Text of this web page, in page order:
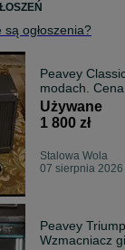
ogłoszenia?
Peavey
modach.
Używane
1 800 zł
Stalowa Wola
07 sierpnia 2026
Peavey
Wzmacniacz